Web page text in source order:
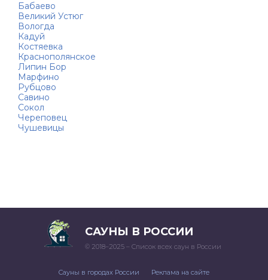
Бабаево
Великий Устюг
Вологда
Кадуй
Костяевка
Краснополянское
Липин Бор
Марфино
Рубцово
Савино
Сокол
Череповец
Чушевицы
САУНЫ В РОССИИ
© 2018–2025 – Список всех саун в России
Сауны в городах России Реклама на сайте